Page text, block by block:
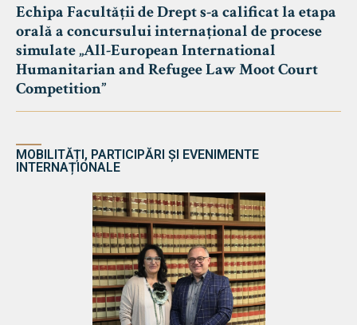
Echipa Facultății de Drept s-a calificat la etapa
orală a concursului internațional de procese
simulate „All-European International
Humanitarian and Refugee Law Moot Court
Competition”
MOBILITĂȚI, PARTICIPĂRI ȘI EVENIMENTE
INTERNAȚIONALE